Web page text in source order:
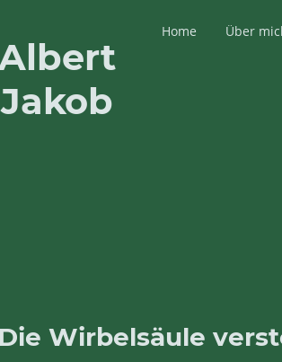
Jakob
Home Über
Die Wirbelsäule